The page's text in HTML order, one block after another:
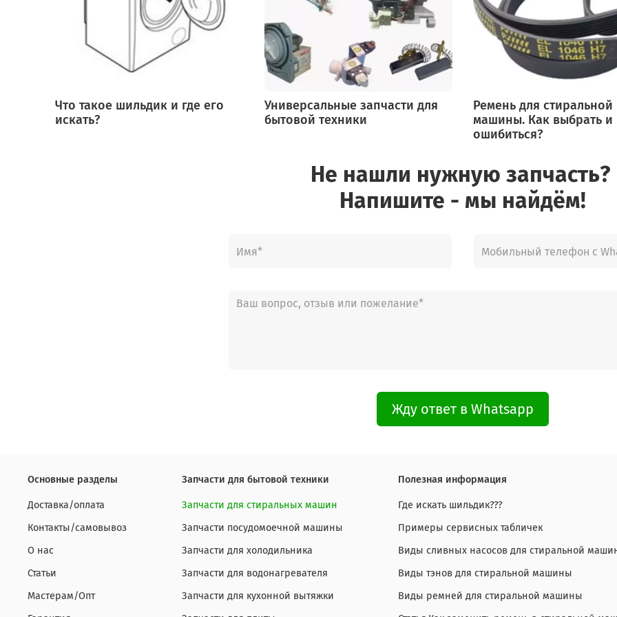
914520204
914520205
914520206
914520207
914520210
914521015
914521015
914211108
914225201
914205204
914205206
914211120
914211121
914211128
914211133
914215101
914215207
Что такое шильдик и где его
искать?
Универсальные запчасти для
бытовой техники
Ремень для стиральной
машины. Как выбрать и
ошибиться?
Не нашли нужную запчасть?
Напишите - мы найдём!
Жду ответ в Whatsapp
Основные разделы
Доставка/оплата
Контакты/самовывоз
О нас
Статьи
Мастерам/Опт
Запчасти для бытовой техники
Запчасти для стиральных машин
Запчасти посудомоечной машины
Запчасти для холодильника
Запчасти для водонагревателя
Запчасти для кухонной вытяжки
Полезная информация
Где искать шильдик???
Примеры сервисных табличек
Виды сливных насосов для стиральной
Виды тэнов для стиральной машины
Виды ремней для стиральной машины